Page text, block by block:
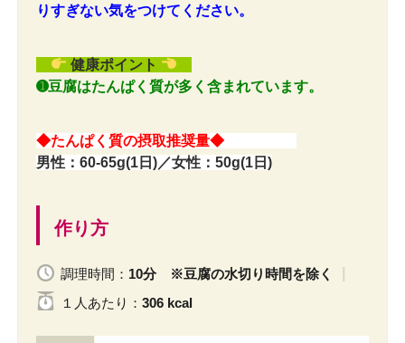
りすぎない気をつけてください。
健康ポイント
➊豆腐はたんぱく質が多く含まれています。
◆たんぱく質の摂取推奨量◆
男性：60-65g(1日)／女性：50g(1日)
作り方
調理時間： 10分 ※豆腐の水切り時間を除く
１人 あたり ： 306 kcal